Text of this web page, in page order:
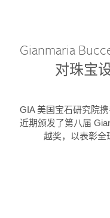
Gianmaria
对珠宝
GIA 美国宝石研究院
近期颁发了第八届
越奖，以表彰全